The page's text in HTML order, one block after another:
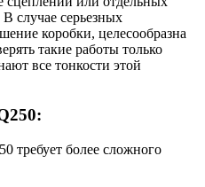
случае серьезных
коробки, целесообразна
такие работы только
все тонкости этой
требует более сложного